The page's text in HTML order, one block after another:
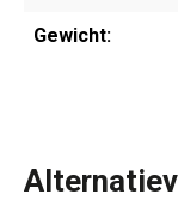
Gewicht: